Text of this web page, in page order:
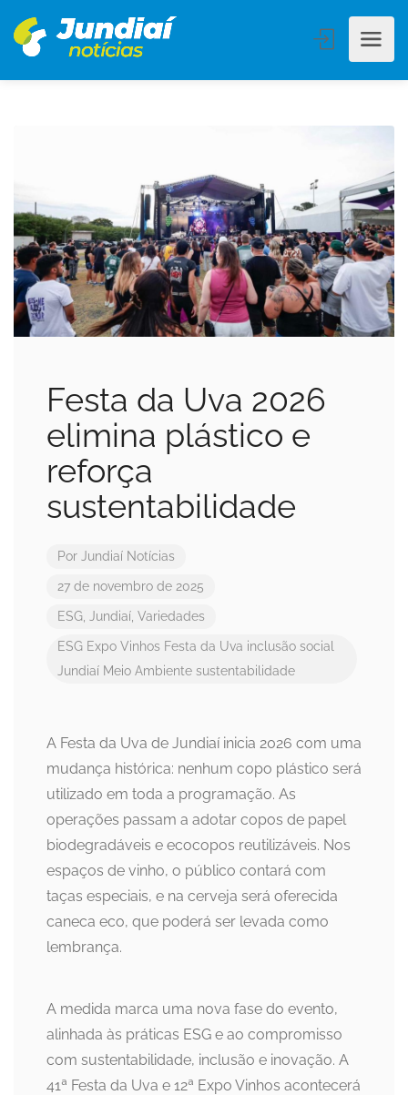
Festa da Uva 2026
elimina plástico e
reforça
sustentabilidade
Por Jundiaí Notícias
27 de novembro de 2025
ESG, Jundiaí, Variedades
ESG Expo Vinhos Festa da Uva inclusão social
Jundiaí Meio Ambiente sustentabilidade
A Festa da Uva de Jundiaí inicia 2026 com uma
mudança histórica: nenhum copo plástico será
utilizado em toda a programação. As
operações passam a adotar copos de papel
biodegradáveis e ecocopos reutilizáveis. Nos
espaços de vinho, o público contará com
taças especiais, e na cerveja será oferecida
caneca eco, que poderá ser levada como
lembrança.
A medida marca uma nova fase do evento,
alinhada às práticas ESG e ao compromisso
com sustentabilidade, inclusão e inovação. A
41ª Festa da Uva e 12ª Expo Vinhos acontecerá